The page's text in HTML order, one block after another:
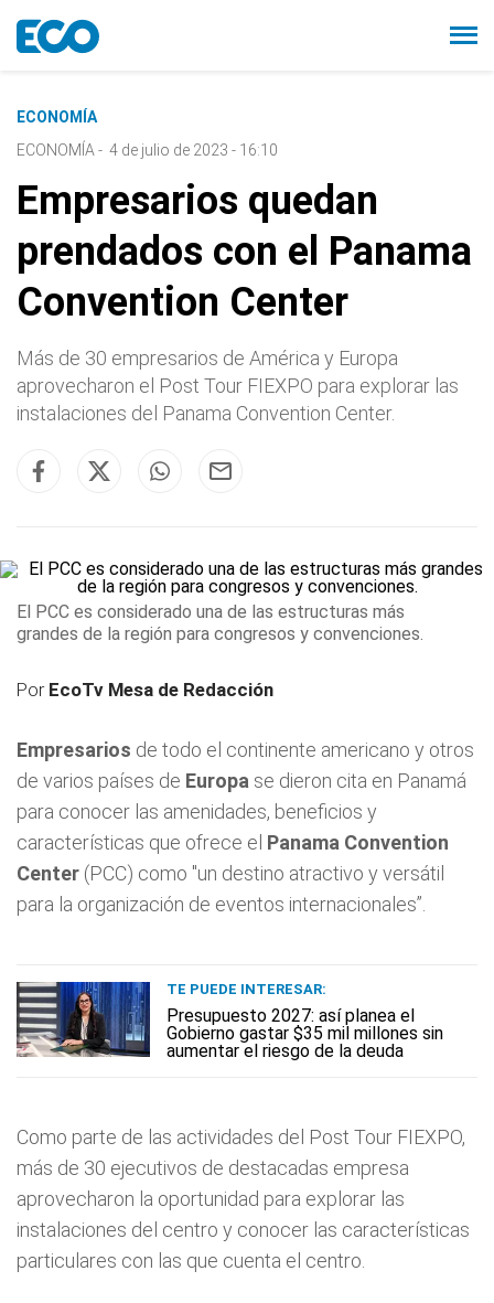
ECONOMÍA
ECONOMÍA - 4 de julio de 2023 - 16:10
Empresarios quedan
prendados con el Panama
Convention Center
Más de 30 empresarios de América y Europa
aprovecharon el Post Tour FIEXPO para explorar las
instalaciones del Panama Convention Center.
El PCC es considerado una de las estructuras más
grandes de la región para congresos y convenciones.
Por EcoTv Mesa de Redacción
Empresarios de todo el continente americano y otros
de varios países de Europa se dieron cita en Panamá
para conocer las amenidades, beneficios y
características que ofrece el Panama Convention
Center (PCC) como "un destino atractivo y versátil
para la organización de eventos internacionales”.
TE PUEDE INTERESAR:
Presupuesto 2027: así planea el
Gobierno gastar $35 mil millones sin
aumentar el riesgo de la deuda
Como parte de las actividades del Post Tour FIEXPO,
más de 30 ejecutivos de destacadas empresa
aprovecharon la oportunidad para explorar las
instalaciones del centro y conocer las características
particulares con las que cuenta el centro.